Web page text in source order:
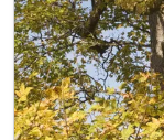
inkl. Kesselgrubs
inkl. Kesselgrubs
inkl.
inkl. Kesselinos
inkl. Kesselinos